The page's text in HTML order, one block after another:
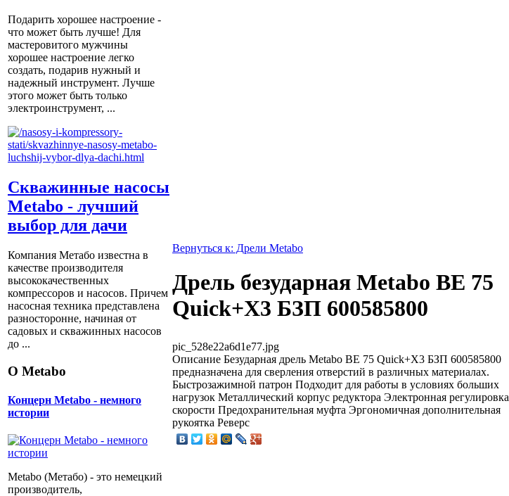
Подарить хорошее настроение -
что может быть лучше! Для
мастеровитого мужчины
хорошее настроение легко
создать, подарив нужный и
надежный инструмент. Лучше
этого может быть только
электроинструмент, ...
Скважинные насосы
Metabo - лучший
выбор для дачи
Компания Метабо известна в
качестве производителя
высококачественных
компрессоров и насосов. Причем
насосная техника представлена
разносторонне, начиная от
садовых и скважинных насосов
до ...
О Metabo
Концерн Metabo - немного
истории
Metabo (Метабо) - это немецкий
производитель,
Вернуться к: Дрели Metabo
Дрель безударная Metabo BE 75
Quick+X3 БЗП 600585800
pic_528e22a6d1e77.jpg
Описание Безударная дрель Metabo BE 75 Quick+X3 БЗП 600585800
предназначена для сверления отверстий в различных материалах.
Быстрозажимной патрон Подходит для работы в условиях больших
нагрузок Металлический корпус редуктора Электронная регулировка
скорости Предохранительная муфта Эргономичная дополнительная
рукоятка Реверс